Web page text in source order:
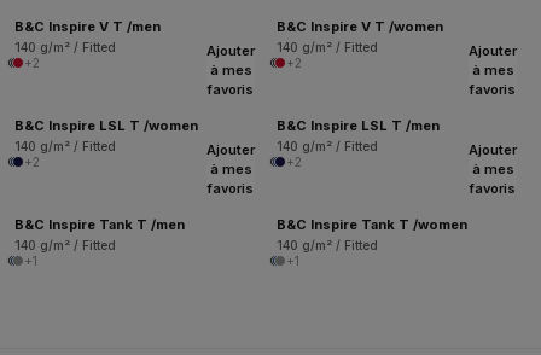
B&C Inspire V T /men
140 g/m² / Fitted
+2
B&C Inspire V T /women
140 g/m² / Fitted
+2
Ajouter
à mes
favoris
B&C Inspire LSL T /women
140 g/m² / Fitted
+2
Ajouter
à mes
favoris
B&C Inspire LSL T /men
140 g/m² / Fitted
+2
Ajouter
à mes
favoris
B&C Inspire Tank T /men
140 g/m² / Fitted
+1
Ajouter
à mes
favoris
B&C Inspire Tank T /women
140 g/m² / Fitted
+1